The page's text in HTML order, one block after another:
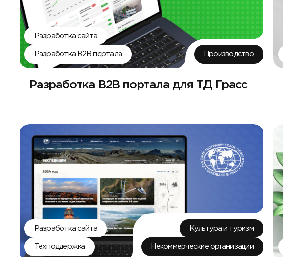
Разработка сайта
Разработка B2B портала Производство
Разработка B2B портала для ТД Грасс
Разработка сайта
Техподдержка
Культура и туризм
Некоммерческие организации